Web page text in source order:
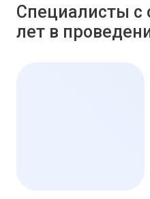
Специалисты с
лет в